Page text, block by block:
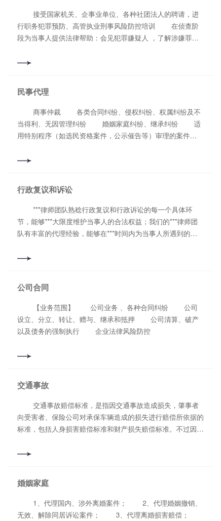
行职务犯罪预防、高管执业刑事风险防控培训 在侦查阶
段为当事人提供法律帮助：会见犯罪嫌疑人 ，了解涉嫌罪名
人申请取保候审，代理申诉和控告 审查起诉阶段为犯罪
料，向检察机关提出相关意见 审判阶段为被告人辩护 ：
在一审、二审过程中，查阅、摘抄、复制案件有关材料；与被
告人会见和通信，调查和收集证据，参加法庭审理，提出被告
人无罪或罪轻的辩护意见 死刑复核阶段为被告人辩护：
轻或不应核准死刑的辩护意见 代理申诉案件，代为制作
带民事诉讼当事人的诉讼代理人
民事代理
当得利、无因管理纠纷 婚姻家庭纠纷、继承纠纷 适
用特别程序（如选民资格案件，公示催告等）审理的案件
保险纠纷 票据纠纷
行政复议和诉讼
节，能够***大限度维护当事人的合法权益；我们的***律师团
队有丰富的代理经验，能够在***时间内为当事人所遇到的问
权力机关抗衡的信心。 此外，由于行政诉讼实行“不告不
律咨询，帮助您了解自己可行的维权途径。接受各类行政复议
及诉讼案件当事人的委托，担任代理人，参加复议或诉讼。
公司合同
设立、分立、转让、赠与、继承和抵押 公司清算、破产
以及债务的强制执行 企业法律风险防控
交通事故
向受害者、保险公司对承保车辆造成的损失进行赔偿所依据的
标准，包括人身损害赔偿标准和财产损失赔偿标准。不过因为
同。 交通事故赔偿项目，是指交通事故当中肇事者给予
费、残疾赔偿金、残疾辅助器具费、丧葬费、被扶养人生活
费、死亡赔偿金、精神损害抚慰金。
婚姻家庭
无效、解除同居诉讼案件； 3、代理离婚损害赔偿；